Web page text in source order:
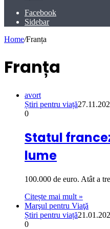
Facebook
Sidebar
Home/Franța
Franța
avort
Știri pentru viață
0
Statul
lume
100.000 de euro. Atât a
Citește mai mult »
Marşul pentru Viaţă
Știri pentru viață
0